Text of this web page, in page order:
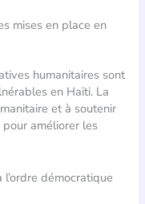
mises en place en
humanitaires sont
en Haïti. La
et à soutenir
améliorer les
démocratique